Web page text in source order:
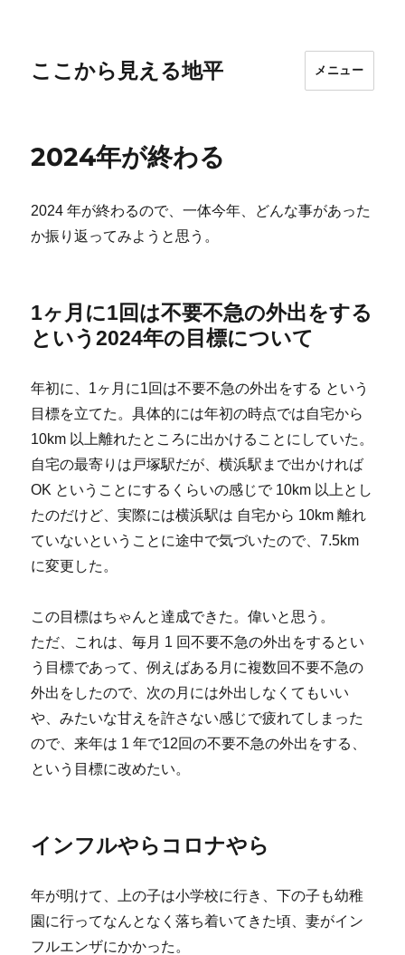
ここから見える地平 メニュー
2024年が終わる
2024 年が終わるので、一体今年、どんな事があった
か振り返ってみようと思う。
1ヶ月に1回は不要不急の外出をする
という2024年の目標について
年初に、1ヶ月に1回は不要不急の外出をする という
目標を立てた。具体的には年初の時点では自宅から
10km 以上離れたところに出かけることにしていた。
自宅の最寄りは戸塚駅だが、横浜駅まで出かければ
OK ということにするくらいの感じで 10km 以上とし
たのだけど、実際には横浜駅は 自宅から 10km 離れ
ていないということに途中で気づいたので、7.5km
に変更した。
この目標はちゃんと達成できた。偉いと思う。
ただ、これは、毎月 1 回不要不急の外出をするとい
う目標であって、例えばある月に複数回不要不急の
外出をしたので、次の月には外出しなくてもいい
や、みたいな甘えを許さない感じで疲れてしまった
ので、来年は 1 年で12回の不要不急の外出をする、
という目標に改めたい。
インフルやらコロナやら
年が明けて、上の子は小学校に行き、下の子も幼稚
園に行ってなんとなく落ち着いてきた頃、妻がイン
フルエンザにかかった。